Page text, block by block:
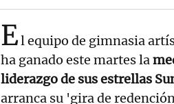
El equipo de gimnasia
ha ganado este martes la
liderazgo de sus estrellas
arranca su 'gira de